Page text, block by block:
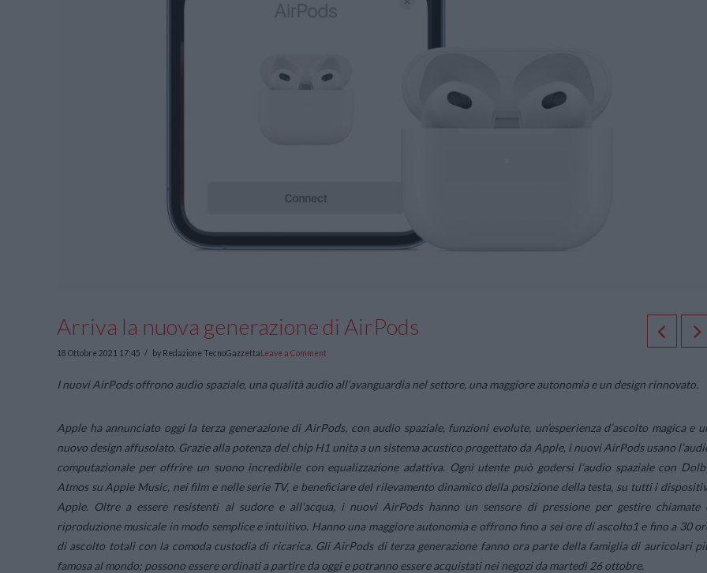
Arriva la nuova generazione di AirPods
18 Ottobre 2021 17:45 by Redazione TecnoGazzetta Leave a Comment
I nuovi AirPods offrono audio spaziale, una qualità audio all’avanguardia nel settore, una maggiore autonomia e un design rinnovato.
Apple ha annunciato oggi la terza generazione di AirPods, con audio spaziale, funzioni evolute, un’esperienza d’ascolto magica e
nuovo design affusolato. Grazie alla potenza del chip H1 unita a un sistema acustico progettato da Apple, i nuovi AirPods usano
computazionale per offrire un suono incredibile con equalizzazione adattiva. Ogni utente può godersi l’audio spaziale con
Atmos su Apple Music, nei film e nelle serie TV, e beneficiare del rilevamento dinamico della posizione della testa, su tutti i
Apple. Oltre a essere resistenti al sudore e all’acqua, i nuovi AirPods hanno un sensore di pressione per gestire chiamate
riproduzione musicale in modo semplice e intuitivo. Hanno una maggiore autonomia e offrono fino a sei ore di ascolto1 e fino a 30
di ascolto totali con la comoda custodia di ricarica. Gli AirPods di terza generazione fanno ora parte della famiglia di auricolari
famosa al mondo; possono essere ordinati a partire da oggi e potranno essere acquistati nei negozi da martedì 26 ottobre.